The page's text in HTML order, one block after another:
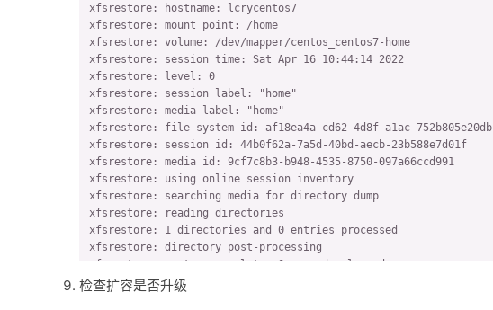
xfsrestore: hostname: lcrycentos7
xfsrestore: mount point: /home
xfsrestore: volume: /dev/mapper/centos_centos7-home
xfsrestore: session time: Sat Apr 16 10:44:14 2022
xfsrestore: level: 0
xfsrestore: session label: "home"
xfsrestore: media label: "home"
xfsrestore: file system id: af18ea4a-cd62-4d8f-a1ac-752b805e20db
xfsrestore: session id: 44b0f62a-7a5d-40bd-aecb-23b588e7d01f
xfsrestore: media id: 9cf7c8b3-b948-4535-8750-097a66ccd991
xfsrestore: using online session inventory
xfsrestore: searching media for directory dump
xfsrestore: reading directories
xfsrestore: 1 directories and 0 entries processed
xfsrestore: directory post-processing
xfsrestore: restore complete: 0 seconds elapsed
xfsrestore: Restore Summary:
检查扩容是否升级